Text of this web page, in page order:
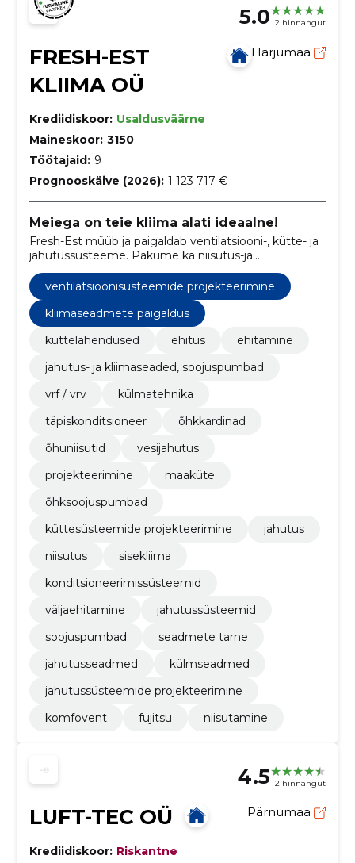
5.0 2 hinnangut
FRESH-EST
KLIIMA OÜ
Harjumaa
Krediidiskoor: Usaldusväärne
Maineskoor: 3150
Töötajaid: 9
Prognooskäive (2026): 1 123 717 €
Meiega on teie kliima alati ideaalne!
Fresh-Est müüb ja paigaldab ventilatsiooni-, kütte- ja
jahutussüsteeme. Pakume ka niisutus-ja
kuivatussüsteeme ning õhupuhasteid.
ventilatsioonisüsteemide projekteerimine
kliimaseadmete paigaldus
küttelahendused
ehitus
ehitamine
jahutus- ja kliimaseaded, soojuspumbad
vrf / vrv
külmatehnika
täpiskonditsioneer
õhkkardinad
õhuniisutid
vesijahutus
projekteerimine
maaküte
õhksoojuspumbad
küttesüsteemide projekteerimine
jahutus
niisutus
sisekliima
konditsioneerimissüsteemid
väljaehitamine
jahutussüsteemid
soojuspumbad
seadmete tarne
jahutusseadmed
külmseadmed
jahutussüsteemide projekteerimine
komfovent
fujitsu niisutamine
4.5 2 hinnangut
LUFT-TEC OÜ Pärnumaa
Krediidiskoor: Riskantne